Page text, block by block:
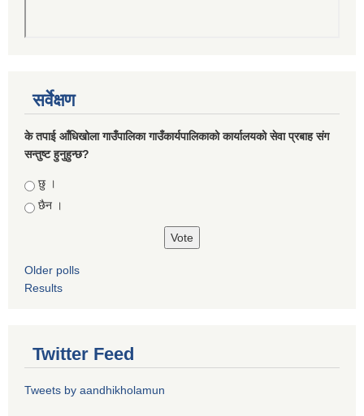
सर्वेक्षण
के तपाई आँधिखोला गाउँपालिका गाउँकार्यपालिकाको कार्यालयको सेवा प्रबाह संग
सन्तुष्ट हुनुहुन्छ?
Choices
छु ।
छैन ।
Older polls
Results
Twitter Feed
Tweets by aandhikholamun